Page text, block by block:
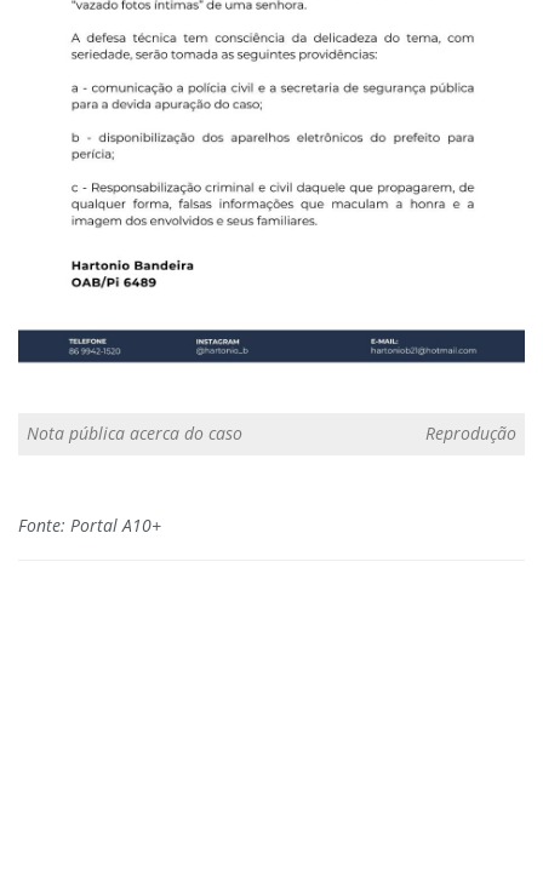
Nota pública acerca do caso Reprodução
Fonte: Portal A10+